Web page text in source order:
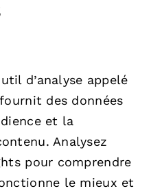
d’analyse appelé
des données
et la
Analysez
pour comprendre
le mieux et